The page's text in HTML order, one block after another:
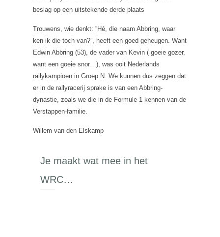
beslag op een uitstekende derde plaats
Trouwens, wie denkt: ”Hé, die naam Abbring, waar
ken ik die toch van?”, heeft een goed geheugen. Want
Edwin Abbring (53), de vader van Kevin ( goeie gozer,
want een goeie snor…), was ooit Nederlands
rallykampioen in Groep N. We kunnen dus zeggen dat
er in de rallyracerij sprake is van een Abbring-
dynastie, zoals we die in de Formule 1 kennen van de
Verstappen-familie.
Willem van den Elskamp
Je maakt wat mee in het
WRC…